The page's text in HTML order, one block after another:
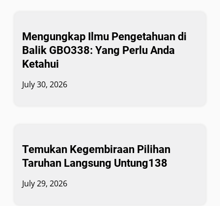
Mengungkap Ilmu Pengetahuan di
Balik GBO338: Yang Perlu Anda
Ketahui
July 30, 2026
Temukan Kegembiraan Pilihan
Taruhan Langsung Untung138
July 29, 2026